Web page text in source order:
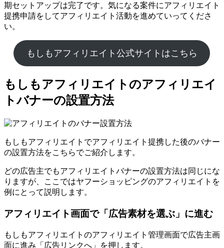
期セットアップは完了です。気になる案件にアフィリエイト
提携申請をしてアフィリエイト活動を進めていってくださ
い。
もしもアフィリエイト公式サイトはこちら
もしもアフィリエイトのアフィリエイ
トバナーの設置方法
もしもアフィリエイトでアフィリエイト提携した後のバナー
の設置方法をこちらでご紹介します。
どの広告主でもアフィリエイトバナーの設置方法は同じにな
りますが、ここではヤフーショッピングのアフィリエイトを
例にとって説明します。
アフィリエイト画面で「広告素材を選ぶ」に進む
もしもアフィリエイトのアフィリエイト管理画面で広告主画
面に進み「広告リンクへ」を押します。